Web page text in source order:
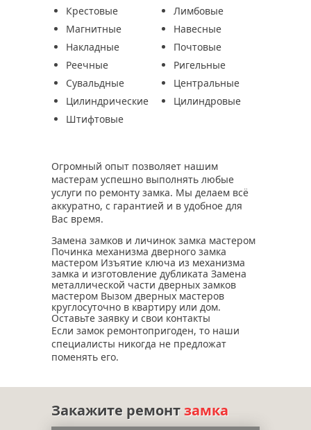
Крестовые
Лимбовые
Магнитные
Навесные
Накладные
Почтовые
Реечные
Ригельные
Сувальдные
Центральные
Цилиндрические
Цилиндровые
Штифтовые
Огромный опыт позволяет нашим
мастерам успешно выполнять любые
услуги по ремонту замка. Мы делаем всё
аккуратно, с гарантией и в удобное для
Вас время.
Замена замков и личинок замка мастером
Починка механизма дверного замка
мастером Изъятие ключа из механизма
замка и изготовление дубликата Замена
металлической части дверных замков
мастером Вызом дверных мастеров
круглосуточно в квартиру или дом.
Оставьте заявку и свои контакты
Если замок ремонтопригоден, то наши
специалисты никогда не предложат
поменять его.
Закажите ремонтзамка